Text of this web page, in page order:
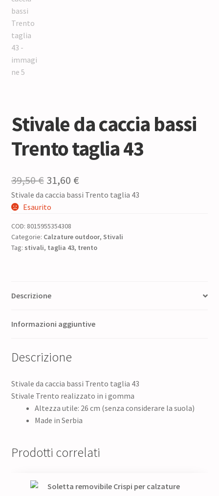
Stivale da caccia bassi
Trento taglia 43
39,50€ Il
prezzo
era:
39,50 €.
31,60 €Il
prezzo
è:
31,60 €.
Stivale da caccia bassi Trento taglia 43
Esaurito
COD: 8015955354308
Categorie: Calzature outdoor, Stivali
Tag: stivali, taglia 43, trento
Descrizione
Informazioni aggiuntive
Descrizione
Stivale da caccia bassi Trento taglia 43
Stivale Trento realizzato in i gomma
Altezza utile: 26 cm (senza considerare la suola)
Made in Serbia
Prodotti correlati